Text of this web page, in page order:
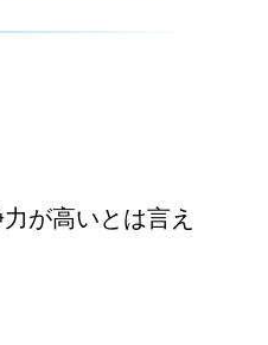
が高いとは言え